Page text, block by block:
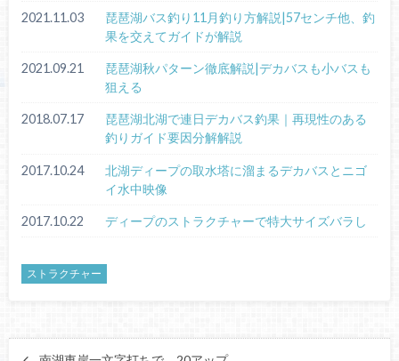
2021.11.03
琵琶湖バス釣り11月釣り方解説|57センチ他、釣
果を交えてガイドが解説
2021.09.21
琵琶湖秋パターン徹底解説|デカバスも小バスも
狙える
2018.07.17
琵琶湖北湖で連日デカバス釣果｜再現性のある
釣りガイド要因分解解説
2017.10.24
北湖ディープの取水塔に溜まるデカバスとニゴ
イ水中映像
2017.10.22 ディープのストラクチャーで特大サイズバラし
ストラクチャー